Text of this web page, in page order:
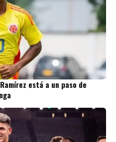
está a un paso de